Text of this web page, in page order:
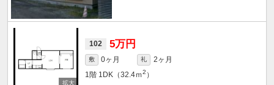
102 5万円
敷 0ヶ月 礼
2ヶ月
1階 1DK（32.4ｍ2 ）